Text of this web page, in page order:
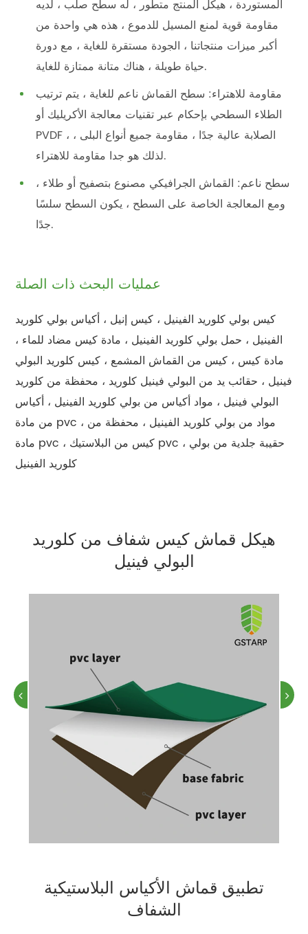
المستوردة ، هيكل المنتج متطور ، له سطح صلب ، لديه
مقاومة قوية لمنع المسيل للدموع ، هذه هي واحدة من
أكبر ميزات منتجاتنا ، الجودة مستقرة للغاية ، مع دورة
حياة طويلة ، هناك متانة ممتازة للغاية.
مقاومة للاهتراء: سطح القماش ناعم للغاية ، يتم ترتيب
الطلاء السطحي بإحكام عبر تقنيات معالجة الأكريليك أو
PVDF ، الصلابة عالية جدًا ، مقاومة جميع أنواع البلى ،
لذلك هو جدا مقاومة للاهتراء.
سطح ناعم: القماش الجرافيكي مصنوع بتصفيح أو طلاء ،
ومع المعالجة الخاصة على السطح ، يكون السطح سلسًا
جدًا.
عمليات البحث ذات الصلة
كيس بولي كلوريد الفينيل ، كيس إنيل ، أكياس بولي كلوريد
الفينيل ، حمل بولي كلوريد الفينيل ، مادة كيس مضاد للماء ،
مادة كيس ، كيس من القماش المشمع ، كيس كلوريد البولي
فينيل ، حقائب يد من البولي فينيل كلوريد ، محفظة من كلوريد
البولي فينيل ، مواد أكياس من بولي كلوريد الفينيل ، أكياس
من مادة pvc ، مواد من بولي كلوريد الفينيل ، محفظة من
مادة pvc ، كيس من البلاستيك pvc ، حقيبة جلدية من بولي
كلوريد الفينيل
هيكل قماش كيس شفاف من كلوريد
البولي فينيل
تطبيق قماش الأكياس البلاستيكية
الشفاف